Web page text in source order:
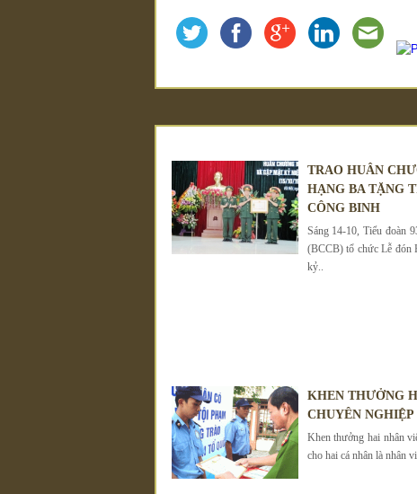
TRAO HUÂN
HẠNG BA TẶNG
CÔNG BINH
Sáng 14-10, Tiểu đoàn
(BCCB) tổ chức Lễ đón
kỷ..
KHEN THƯỞNG
CHUYÊN NGHIỆP
Khen thưởng hai nhân
cho hai cá nhân là nhân